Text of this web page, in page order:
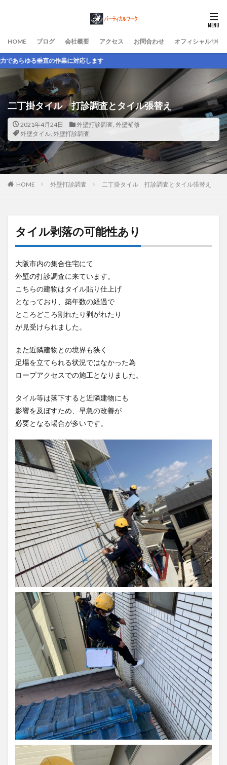
HOME ブログ 会社概要 アクセス お問合わせ オフィシャルサイ
します
二丁掛タイル 打診調査とタイル張替え
2021年4月24日 外壁打診調査, 外壁補修
外壁タイル, 外壁打診調査
HOME 外壁打診調査 二丁掛タイル 打診調査とタイル張替え
タイル剥落の可能性あり
大阪市内の集合住宅にて
外壁の打診調査に来ています。
こちらの建物はタイル貼り仕上げ
となっており、築年数の経過で
ところどころ割れたり剥がれたり
が見受けられました。
また近隣建物との境界も狭く
足場を立てられる状況ではなかった為
ロープアクセスでの施工となりました。
タイル等は落下すると近隣建物にも
影響を及ぼすため、早急の改善が
必要となる場合が多いです。